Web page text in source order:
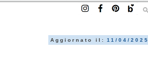
Aggiornato il: 11/04/2025